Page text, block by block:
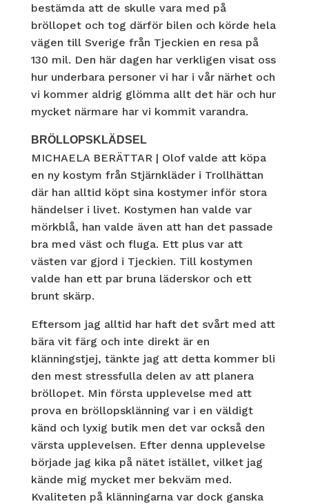
bestämda att de skulle vara med på
bröllopet och tog därför bilen och körde hela
vägen till Sverige från Tjeckien en resa på
130 mil. Den här dagen har verkligen visat oss
hur underbara personer vi har i vår närhet och
vi kommer aldrig glömma allt det här och hur
mycket närmare har vi kommit varandra.
BRÖLLOPSKLÄDSEL
MICHAELA BERÄTTAR | Olof valde att köpa
en ny kostym från Stjärnkläder i Trollhättan
där han alltid köpt sina kostymer inför stora
händelser i livet. Kostymen han valde var
mörkblå, han valde även att han det passade
bra med väst och fluga. Ett plus var att
västen var gjord i Tjeckien. Till kostymen
valde han ett par bruna läderskor och ett
brunt skärp.
Eftersom jag alltid har haft det svårt med att
bära vit färg och inte direkt är en
klänningstjej, tänkte jag att detta kommer bli
den mest stressfulla delen av att planera
bröllopet. Min första upplevelse med att
prova en bröllopsklänning var i en väldigt
känd och lyxig butik men det var också den
värsta upplevelsen. Efter denna upplevelse
började jag kika på nätet istället, vilket jag
kände mig mycket mer bekväm med.
Kvaliteten på klänningarna var dock ganska